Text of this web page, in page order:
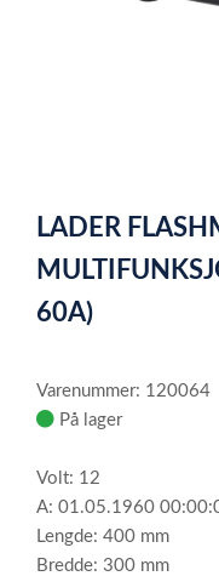
of
1
LADER
60A)
Varenummer: 120064
På lager
Volt: 12
A: 01.05.1960
Lengde: 400 mm
Bredde: 300 mm